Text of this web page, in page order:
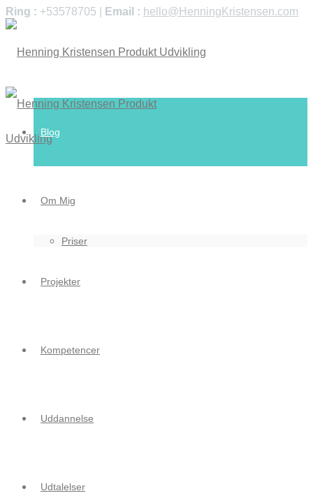
Ring : +53578705 | Email : hello@HenningKristensen.com
Blog
Om Mig
Priser
Projekter
Kompetencer
Uddannelse
Udtalelser